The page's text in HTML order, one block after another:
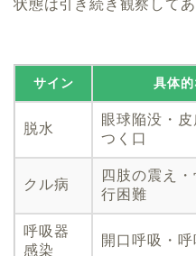
状態は引き続き観察してあ
サイン 具体
脱水
眼球陥没・
つく口
クル病
四肢の震え
行困難
呼吸器
感染
開口呼吸・